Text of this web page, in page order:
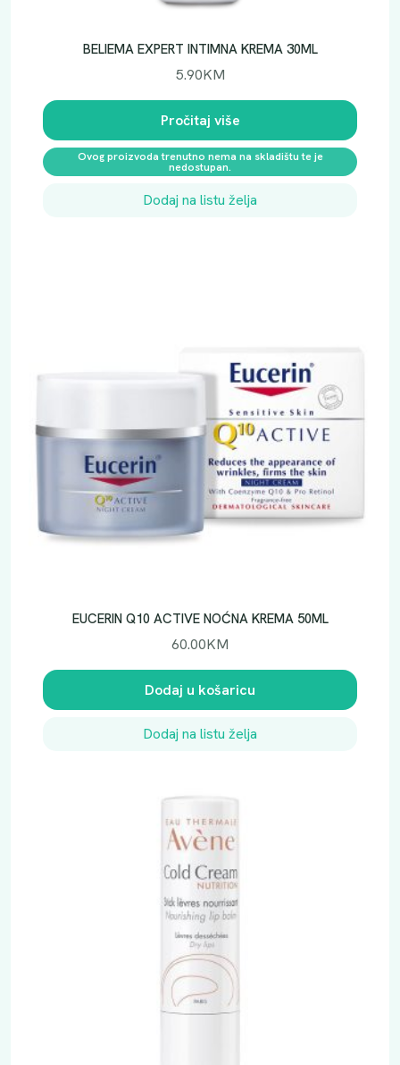
BELIEMA EXPERT INTIMNA KREMA 30ML
5.90KM
Pročitaj više
Ovog proizvoda trenutno nema na skladištu te je
nedostupan.
Dodaj na listu želja
EUCERIN Q10 ACTIVE NOĆNA KREMA 50ML
60.00KM
Dodaj u košaricu
Dodaj na listu želja